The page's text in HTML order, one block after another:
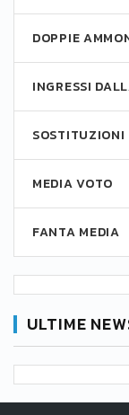
DOPPIE
INGRESSI
SOSTITUZIONI
MEDIA VOTO
FANTA MEDIA
ULTIME